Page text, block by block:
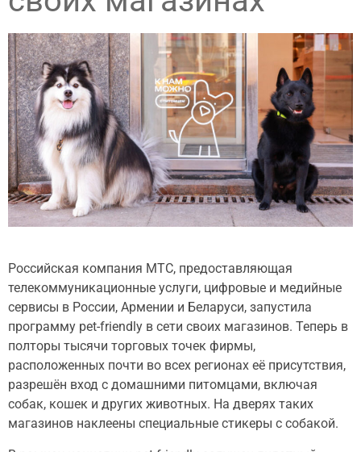
Российская компания МТС, предоставляющая
телекоммуникационные услуги, цифровые и медийные
сервисы в России, Армении и Беларуси, запустила
программу pet-friendly в сети своих магазинов. Теперь в
полторы тысячи торговых точек фирмы,
расположенных почти во всех регионах её присутствия,
разрешён вход с домашними питомцами, включая
собак, кошек и других животных. На дверях таких
магазинов наклеены специальные стикеры с собакой.